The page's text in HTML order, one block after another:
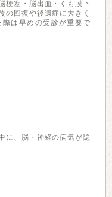
梗塞・脳出血・くも膜下
の回復や後遺症に大きく
は早めの受診が重要で
に、脳・神経の病気が隠